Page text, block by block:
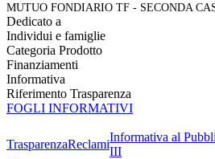
MUTUO FONDIARIO TF - SECONDA
Dedicato a
Individui e famiglie
Categoria Prodotto
Finanziamenti
Informativa
Riferimento Trasparenza
FOGLI INFORMATIVI
TrasparenzaReclami
Informativa al
III